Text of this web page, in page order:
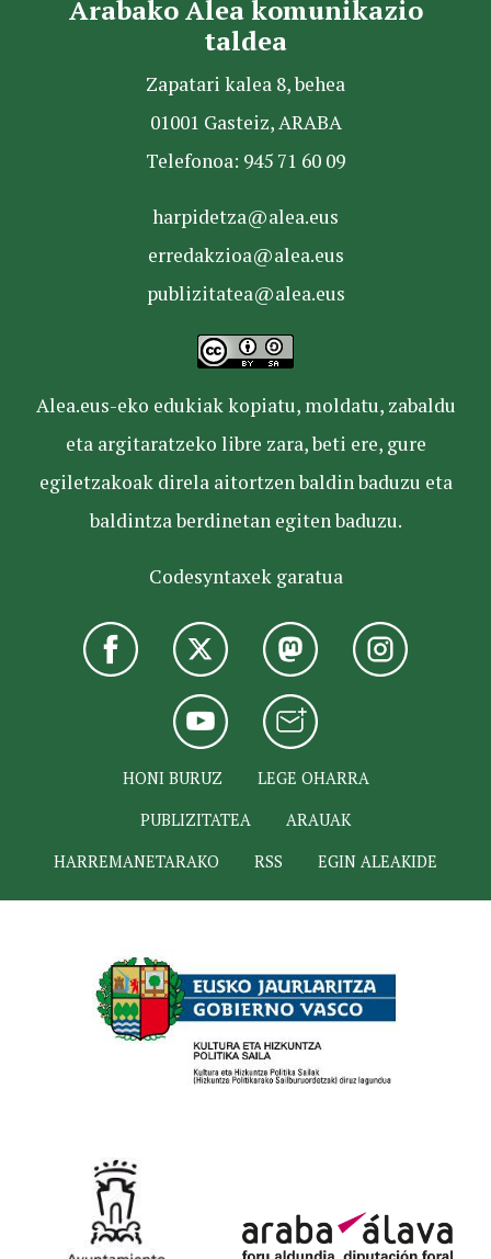
Arabako Alea komunikazio
taldea
Zapatari kalea 8, behea
01001 Gasteiz, ARABA
Telefonoa: 945 71 60 09
harpidetza@alea.eus
erredakzioa@alea.eus
publizitatea@alea.eus
Alea.eus-eko edukiak kopiatu, moldatu, zabaldu
eta argitaratzeko libre zara, beti ere, gure
egiletzakoak direla aitortzen baldin baduzu eta
baldintza berdinetan egiten baduzu.
Codesyntaxek garatua
HONI BURUZ
LEGE OHARRA
PUBLIZITATEA
ARAUAK
HARREMANETARAKO
RSS EGIN ALEAKIDE